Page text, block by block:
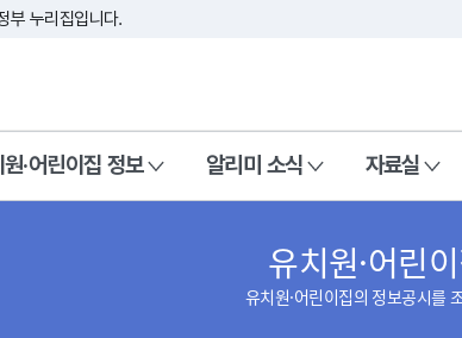
부 누리집입니다.
·어린이집 정보 알리미 소식 자료실
유치원·어린
유치원·어린이집의 정보공시를